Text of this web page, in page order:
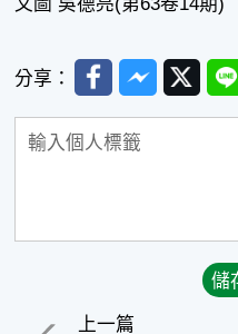
分享： FacebookMessenger
TwitterLine
上一篇